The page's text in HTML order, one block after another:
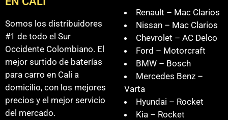
Somos los distribuidores
#1 de todo el Sur
Occidente Colombiano. El
mejor surtido de baterías
para carro en Cali a
domicilio, con los mejores
precios y el mejor servicio
del mercado.
Renault – Mac Clarios
Nissan – Mac Clarios
Chevrolet – AC Delco
Ford – Motorcraft
BMW – Bosch
Mercedes Benz –
Varta
Hyundai – Rocket
Kia – Rocket